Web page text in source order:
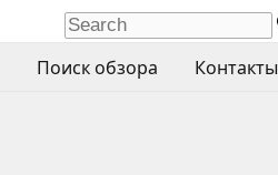
Поиск обзора Контакты